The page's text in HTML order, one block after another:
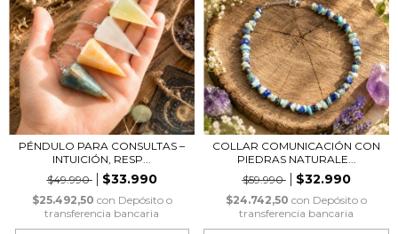
PÉNDULO PARA CONSULTAS –
INTUICIÓN, RESP...
$49.990
$33.990
$25.492,50 con Depósito o
transferencia bancaria
COLLAR COMUNICACIÓN CON
PIEDRAS NATURALE...
$59.990
$32.990
$24.742,50 con Depósito o
transferencia bancaria